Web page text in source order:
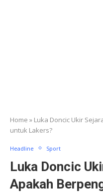
Home » Luka Doncic Ukir
untuk Lakers?
Headline Sport
Luka Doncic
Apakah